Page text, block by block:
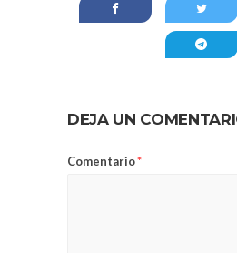
DEJA UN
Comentario*